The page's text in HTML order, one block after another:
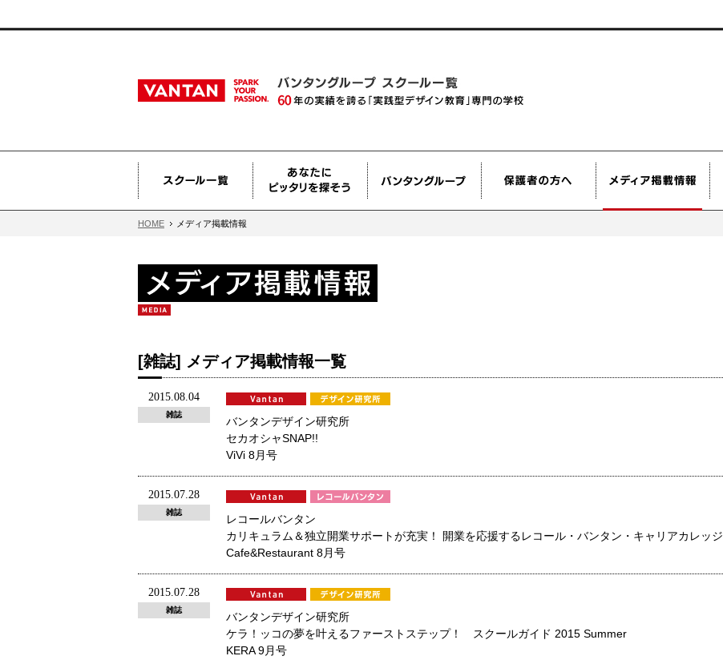
HOME メディア掲載情報
[雑誌] メディア掲載情報一覧
2015.08.04
雑誌
バンタンデザイン研究所
セカオシャSNAP!!
ViVi 8月号
2015.07.28
雑誌
レコールバンタン
カリキュラム＆独立開業サポートが充実！ 開業を応援するレコール・バンタン・キャリアカレッジ
Cafe&Restaurant 8月号
2015.07.28
雑誌
バンタンデザイン研究所
ケラ！ッコの夢を叶えるファーストステップ！ スクールガイド 2015 Summer
KERA 9月号